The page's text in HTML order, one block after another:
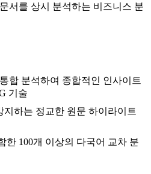
서를 상시 분석하는 비즈니스 분
합 분석하여 종합적인 인사이트
기술
지하는 정교한 원문 하이라이트
한 100개 이상의 다국어 교차 분